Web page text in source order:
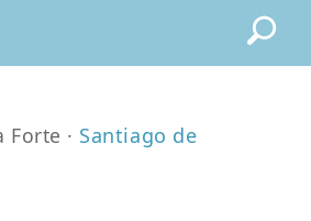
Forte · Santiago de